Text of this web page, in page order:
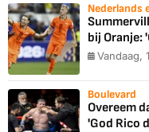
Nederlands
bij Oranje:
Vandaag,
Boulevard
Overeem
'God Rico